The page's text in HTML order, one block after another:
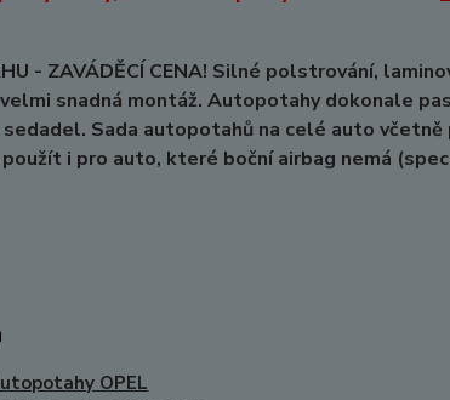
- ZAVÁDĚCÍ CENA! Silné polstrování,
snadná montáž. Autopotahy dokonale
Sada autopotahů na celé auto
i pro auto, které boční airbag nemá
OPEL